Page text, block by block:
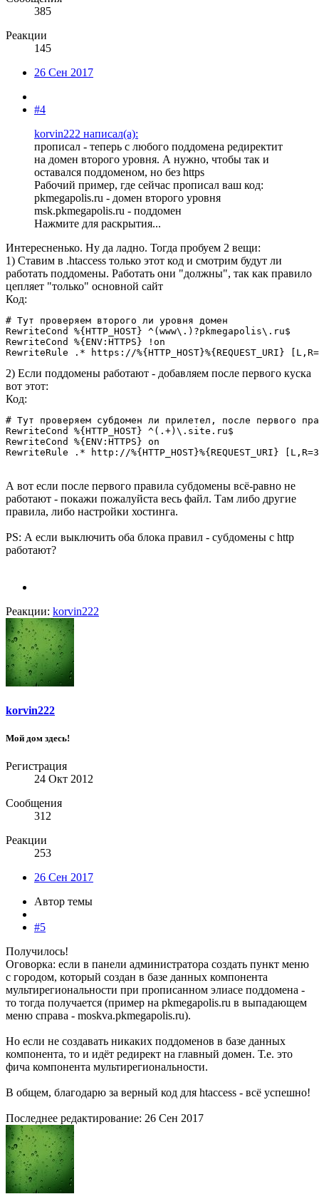
385
Реакции
145
26 Сен 2017
#4
korvin222 написал(а):
прописал - теперь с любого поддомена редиректит
на домен второго уровня. А нужно, чтобы так и
оставался поддоменом, но без https
Рабочий пример, где сейчас прописал ваш код:
pkmegapolis.ru - домен второго уровня
msk.pkmegapolis.ru - поддомен
Нажмите для раскрытия...
Интересненько. Ну да ладно. Тогда пробуем 2 вещи:
1) Ставим в .htaccess только этот код и смотрим будут ли
работать поддомены. Работать они "должны", так как правило
цепляет "только" основной сайт
Код:
# Тут проверяем второго ли уровня домен
RewriteCond %{HTTP_HOST} ^(www\.)?pkmegapolis\.ru$
RewriteCond %{ENV:HTTPS} !on
RewriteRule .* https://%{HTTP_HOST}%{REQUEST_URI}
2) Если поддомены работают - добавляем после первого куска
вот этот:
Код:
# Тут проверяем субдомен ли прилетел, после первого
RewriteCond %{HTTP_HOST} ^(.+)\.site.ru$
RewriteCond %{ENV:HTTPS} on
RewriteRule .* http://%{HTTP_HOST}%{REQUEST_URI}
А вот если после первого правила субдомены всё-равно не
работают - покажи пожалуйста весь файл. Там либо другие
правила, либо настройки хостинга.
PS: А если выключить оба блока правил - субдомены с http
работают?
Реакции: korvin222
korvin222
Мой дом здесь!
Регистрация
24 Окт 2012
Сообщения
312
Реакции
253
26 Сен 2017
Автор темы
#5
Получилось!
Оговорка: если в панели администратора создать пункт меню
с городом, который создан в базе данных компонента
мультирегиональности при прописанном элиасе поддомена -
то тогда получается (пример на pkmegapolis.ru в выпадающем
меню справа - moskva.pkmegapolis.ru).
Но если не создавать никаких поддоменов в базе данных
компонента, то и идёт редирект на главный домен. Т.е. это
фича компонента мультирегиональности.
В общем, благодарю за верный код для htaccess - всё успешно!
Последнее редактирование: 26 Сен 2017